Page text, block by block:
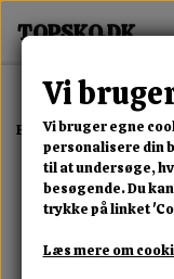
Forside Dame Alle
Vi
Vi bruger egne
personalisere din
til at undersøge,
besøgende. Du
trykke på linket
Læs mere om